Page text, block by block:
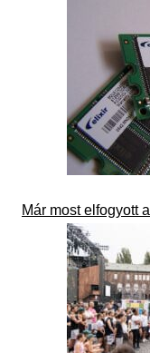
Már most elfogyott